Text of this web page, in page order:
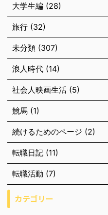
大学生編 (28)
旅行 (32)
未分類 (307)
浪人時代 (14)
社会人映画生活 (5)
競馬 (1)
続けるためのページ (2)
転職日記 (11)
転職活動 (7)
カテゴリー